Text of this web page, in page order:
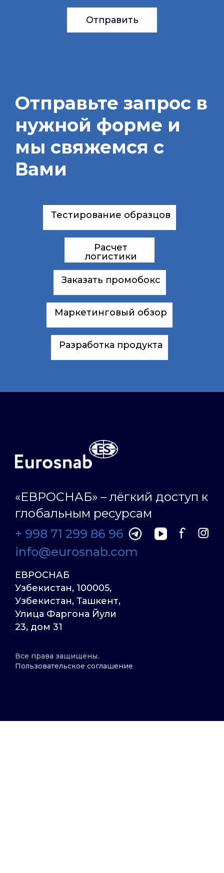
Отправить
Отправьте запрос в
нужной форме и
мы свяжемся с
Вами
Тестирование образцов
Расчет
логистики
Заказать промобокс
Маркетинговый обзор
Разработка продукта
«ЕВРОСНАБ» – лёгкий доступ к
глобальным ресурсам
+ 998 71 299 86 96
info@eurosnab.com
ЕВРОСНАБ
Узбекистан, 100005,
Узбекистан, Ташкент,
Улица Фаргона Йули
23, дом 31
Все права защищены.
Пользовательское соглашение